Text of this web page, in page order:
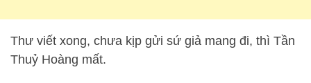
Thư viết xong, chưa kịp gửi sứ giả mang đi, thì Tần
Thuỷ Hoàng mất.